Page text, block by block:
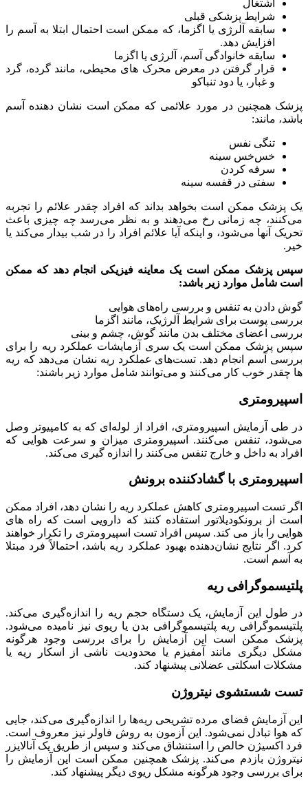
اشتغال
شرایط پزشکی قبلی
سابقه آلرژی یا اگزما، که ممکن است احتمال ابتلا به آسم را
افزایش دهد.
سابقه خانوادگی آسم، آلرژی یا اگزما
قرار گرفتن در معرض محرک های محیطی، مانند گرده، گرد
و غبار، یا دود تنباکو
پزشک همچنین در مورد علائمی که ممکن است نشان دهنده آسم
باشد، مانند:
تنگی نفس
خس‌خس سینه
سرفه کردن
سفتی در قفسه سینه
یک پزشک ممکن است بخواهد بداند که افراد چقدر علائم را تجربه
می‌کنند، چه زمانی رخ می‌دهند و به نظر می‌رسد چه چیزی باعث
تحریک آنها می‌شود، و اینکه آیا علائم افراد را در شب بیدار می‌کند یا
خیر.
سپس پزشک ممکن است یک معاینه فیزیکی انجام دهد که ممکن
است شامل موارد زیر باشد:
گوش دادن به تنفس و بررسی راه‌های هوایی
بررسی پوست برای شرایط آلرژیک، مانند اگزما
بررسی اعضای مختلف بدن مانند گوش، چشم و بینی
سپس پزشک ممکن است یک سری آزمایشات عملکرد ریه را برای
بررسی آسم انجام دهد. تست‌های عملکرد ریه نشان می‌دهد که ریه
ها چقدر خوب کار می‌کنند و می‌توانند شامل موارد زیر باشند:
اسپیرومتری
در طی آزمایش اسپیرومتری، افراد از لوله‌ای که به کامپیوتر وصل
می‌شود، تنفس می‌کنند. اسپیرومتری میزان و سرعت هوایی که
افراد به داخل و خارج تنفس می‌کنند را اندازه گیری می‌کند.
اسپیرومتری با گشادکننده برونش
اگر تست اسپیرومتری کاهش عملکرد ریه را نشان دهد، افراد ممکن
است از برونکودیلاتور استفاده کنند که دارویی است که راه های
هوایی را باز می کند. سپس افراد تست اسپیرومتری را تکرار خواهند
کرد. اگر نتایج نشان‌دهنده بهبود عملکرد ریه باشد، احتمالاً فرد مبتلا
به آسم است.
پلتیسموگرافی ریه
در طول این آزمایش، یک دستگاه حجم ریه را اندازه‌گیری می‌کند.
پلتیسموگرافی ریه پلتیسموگرافی بدن یا ریوی نیز نامیده می‌شود.
پزشک ممکن است این آزمایش را برای بررسی وجود هرگونه
مشکل دیگری مانند آمفیزم یا محدودیت ناشی از اسکار ریه یا
مشکلات اسکلتی عضلانی پیشنهاد کند.
تست شستشوی نیتروژن
این آزمایش فضای مرده تشریحی ریه‌ها را اندازه‌گیری می‌کند، جایی
که هوا تبادل نمی‌شود. این آزمون به روش فاولر نیز معروف است.
فرد اکسیژن خالص را استنشاق می‌کند و سپس از طریق یک آنالایزر
نیتروژن بازدم می‌کند. پزشک همچنین ممکن است این آزمایش را
برای بررسی وجود هرگونه مشکل ریوی دیگر پیشنهاد کند.